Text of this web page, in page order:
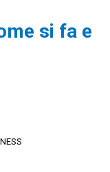
si fa e